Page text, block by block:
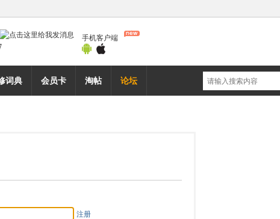
手机客户端
词典 会员卡 淘帖 论坛
注册